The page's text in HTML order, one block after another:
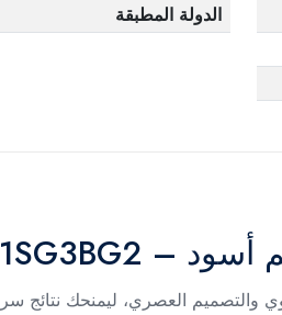
الدولة المطبقة
والتصميم العصري، ليمنحك